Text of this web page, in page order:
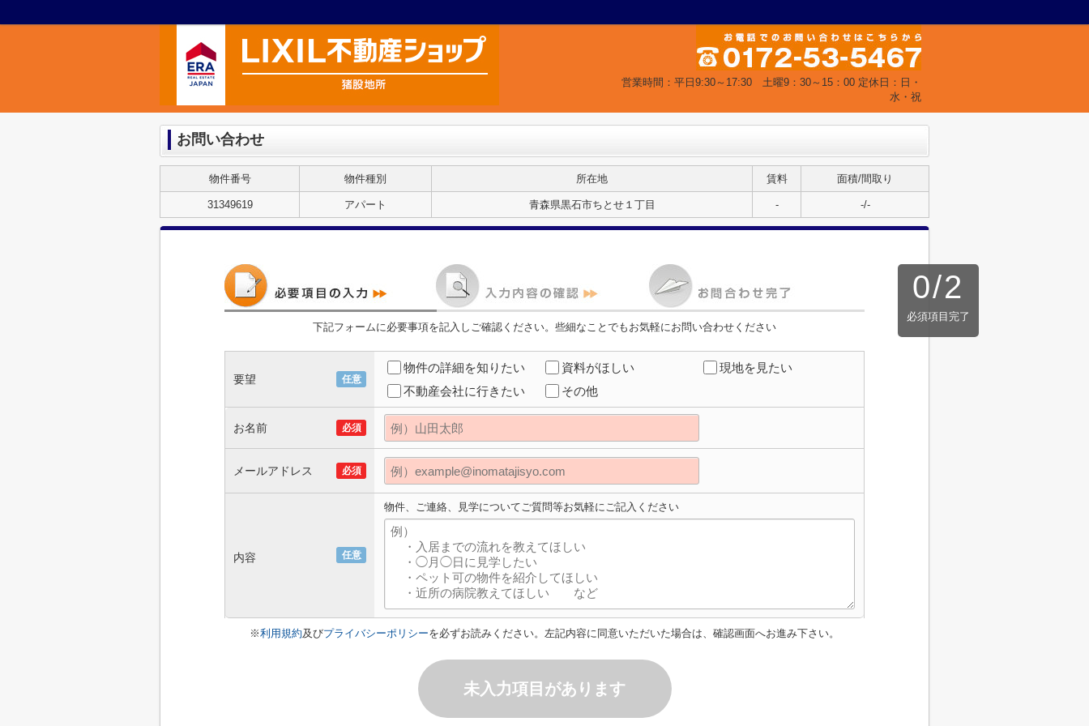
営業時間：平日9:30～17:30 土曜9：30～15：00 定休日：日・
水・祝
お問い合わせ
物件番号 物件種別 所在地 賃料 面積/間取り
31349619 アパート 青森県黒石市ちとせ１丁目 - -/-
0/2
必須項目完了
下記フォームに必要事項を記入しご確認ください。些細なことでもお気軽にお問い合わせください
要望 任意
物件の詳細を知りたい 資料がほしい
現地を見たい
不動産会社に行きたい
その他
お名前 必須
メールアドレス 必須
内容 任意
物件、ご連絡、見学についてご質問等お気軽にご記入ください
※利用規約及びプライバシーポリシーを必ずお読みください。左記内容に同意いただいた場合は、確認画面へお進み下さい。
未入力項目があります